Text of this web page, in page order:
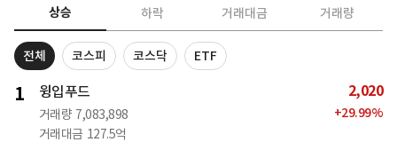
상승 하락 거래대금 거래량
전체 코스피 코스닥 ETF
1 윙입푸드
거래량 7,083,898
거래대금 127.5억
2,020
+29.99%